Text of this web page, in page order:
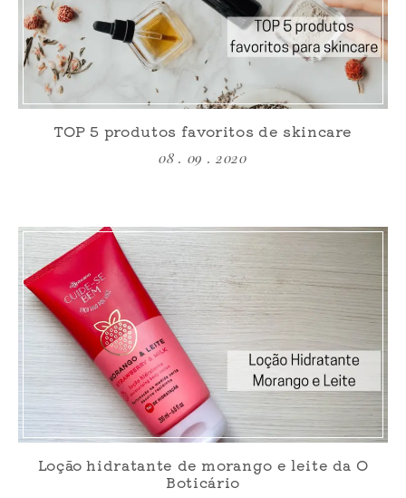
TOP 5 produtos favoritos de skincare
08 . 09 . 2020
Loção hidratante de morango e leite da O
Boticário